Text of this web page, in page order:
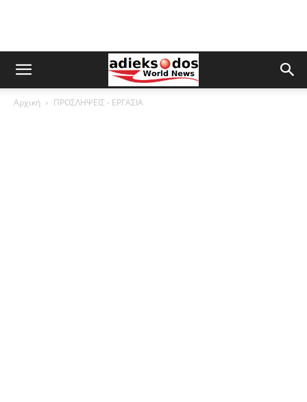
Αρχική ΠΡΟΣΛΗΨΕΙΣ - ΕΡΓΑΣΙΑ